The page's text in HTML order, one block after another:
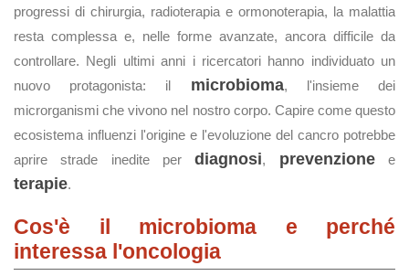
progressi di chirurgia, radioterapia e ormonoterapia, la malattia
resta complessa e, nelle forme avanzate, ancora difficile da
controllare. Negli ultimi anni i ricercatori hanno individuato un
nuovo protagonista: il microbioma, l'insieme dei
microrganismi che vivono nel nostro corpo. Capire come questo
ecosistema influenzi l'origine e l'evoluzione del cancro potrebbe
aprire strade inedite perdiagnosi, prevenzionee
terapie.
Cos'è il microbioma e perché
interessa l'oncologia